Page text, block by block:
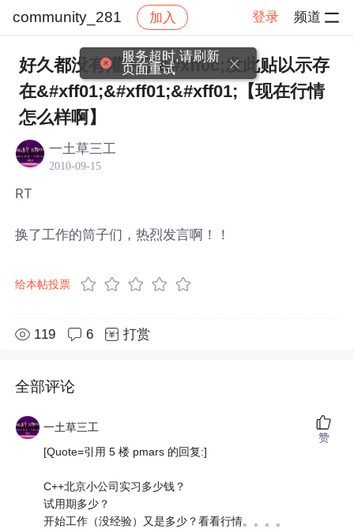
community_281 加入 登录 频道
社区 community_281 帖子详情
好久都没有灌水了&#xff0c;发此贴以示存
在&#xff01;&#xff01;&#xff01;【现在行情
怎么样啊】
一土草三工
2010-09-15
RT
换了工作的筒子们，热烈发言啊！！
给本帖投票
119 6 打赏
全部评论
一土草三工
[Quote=引用 5 楼 pmars 的回复:]
C++北京小公司实习多少钱？
试用期多少？
开始工作（没经验）又是多少？看看行情。。。。
赞
服务超时,请刷新
页面重试